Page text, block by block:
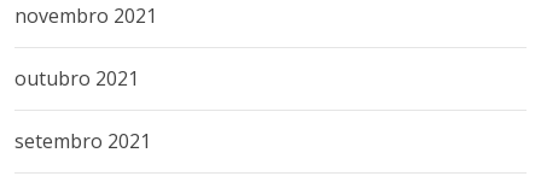
novembro 2021
outubro 2021
setembro 2021